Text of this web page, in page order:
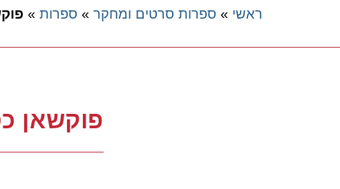
ראשי » ספרות סרטים ומחקר » ספרות »
פוקשאן